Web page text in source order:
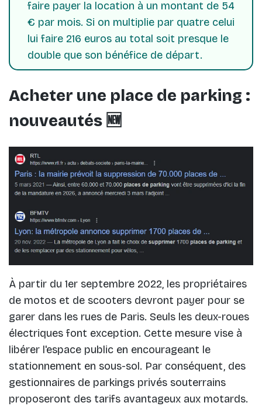
faire payer la location à un montant de 54
€ par mois. Si on multiplie par quatre celui
lui faire 216 euros au total soit presque le
double que son bénéfice de départ.
Acheter une place de parking :
nouveautés 🆕
À partir du 1er septembre 2022, les propriétaires
de motos et de scooters devront payer pour se
garer dans les rues de Paris. Seuls les deux-roues
électriques font exception. Cette mesure vise à
libérer l'espace public en encourageant le
stationnement en sous-sol. Par conséquent, des
gestionnaires de parkings privés souterrains
proposeront des tarifs avantageux aux motards.